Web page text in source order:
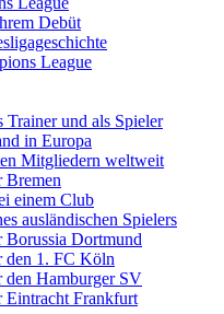
Debüt
League
Trainer und als Spieler
in Europa
Mitgliedern weltweit
Bremen
einem Club
ausländischen Spielers
Borussia Dortmund
den 1. FC Köln
den Hamburger SV
Eintracht Frankfurt